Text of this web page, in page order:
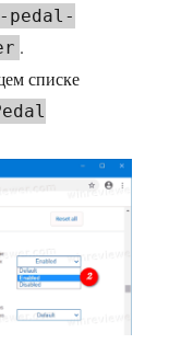
pedal-
.
списке